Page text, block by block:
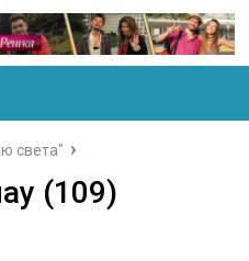
света"
(109)